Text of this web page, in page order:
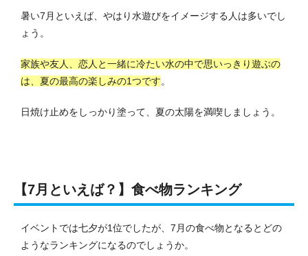
暑い7月といえば、やはり水遊びをイメージする人は多いでし
ょう。
家族や友人、恋人と一緒に冷たい水の中で思いっきり遊ぶの
は、夏の最高の楽しみの1つです。
日焼け止めをしっかり塗って、夏の太陽を満喫しましょう。
【7月といえば？】食べ物ランキング
イベントでは七夕が1位でしたが、7月の食べ物となるとどの
ようなランキングになるのでしょうか。